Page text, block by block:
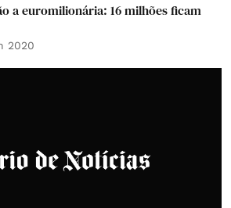
a euromilionária: 16 milhões ficam
2020